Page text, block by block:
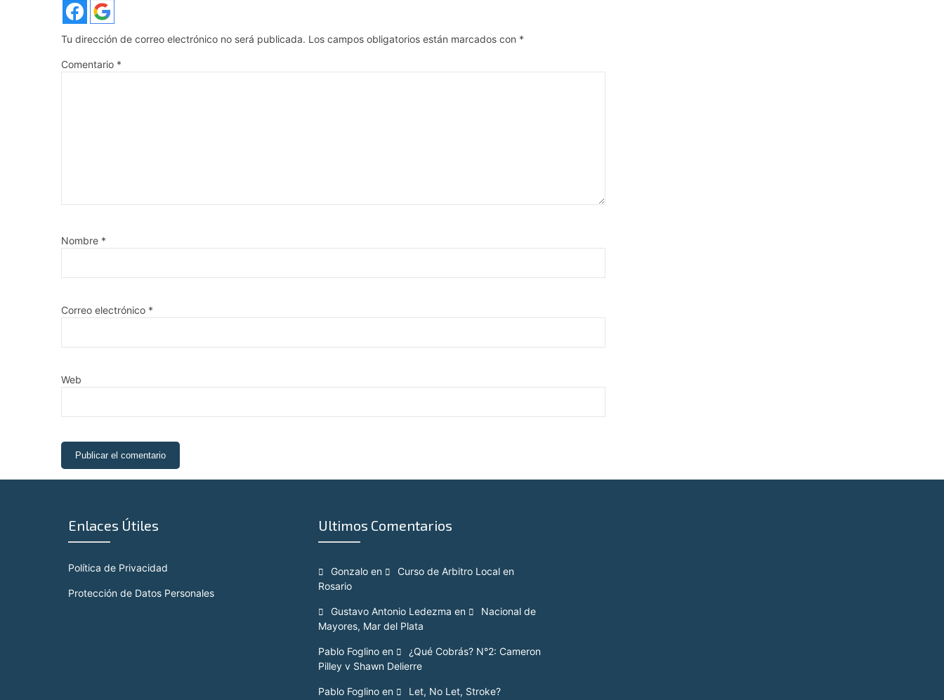
Tu dirección de correo electrónico no será publicada. Los campos obligatorios están marcados con *
Comentario *
Nombre *
Correo electrónico *
Web
Enlaces Útiles
Política de Privacidad
Protección de Datos Personales
Ultimos Comentarios
Gonzalo en
Curso de Arbitro Local en
Rosario
Gustavo Antonio Ledezma en
Nacional de
Mayores, Mar del Plata
Pablo Foglino en
¿Qué Cobrás? N°2: Cameron
Pilley v Shawn Delierre
Pablo Foglino en Let, No Let, Stroke?